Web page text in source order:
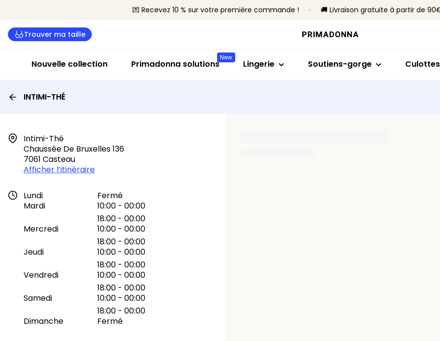
💌 Recevez 10 % sur votre première commande ! 🚚 Livraison gratuite à partir de
Trouver ma taille
Nouvelle collection
New
Primadonna solutions Lingerie
Culottes
Primadonna Twist
Soutiens-gorge
Bonnet D à E
Avec armatures
Culottes
Culottes
INTIMI-THÉ
Intimi-Thé
Chaussée De Bruxelles 136
7061 Casteau
Afficher l’itinéraire
Lundi
Fermé
Mardi
10:00 - 00:00
18:00 - 00:00
Mercredi
10:00 - 00:00
18:00 - 00:00
Jeudi
10:00 - 00:00
18:00 - 00:00
Vendredi
10:00 - 00:00
18:00 - 00:00
Samedi
10:00 - 00:00
18:00 - 00:00
Dimanche
Fermé